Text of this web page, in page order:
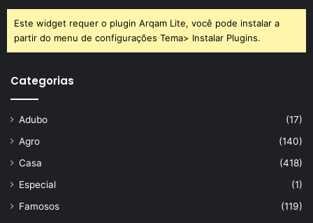
Este widget requer o plugin Arqam Lite, você pode instalar a
partir do menu de configurações Tema> Instalar Plugins.
Categorias
Adubo
(17)
Agro
(140)
Casa
(418)
Especial
(1)
Famosos
(119)